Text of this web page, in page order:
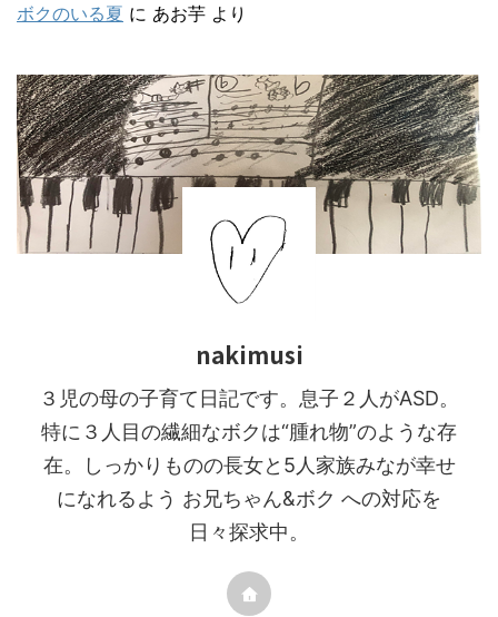
ボクのいる夏 に あお芋 より
nakimusi
３児の母の子育て日記です。息子２人がASD。
特に３人目の繊細なボクは“腫れ物”のような存
在。しっかりものの長女と5人家族みなが幸せ
になれるよう お兄ちゃん&ボク への対応を
日々探求中。